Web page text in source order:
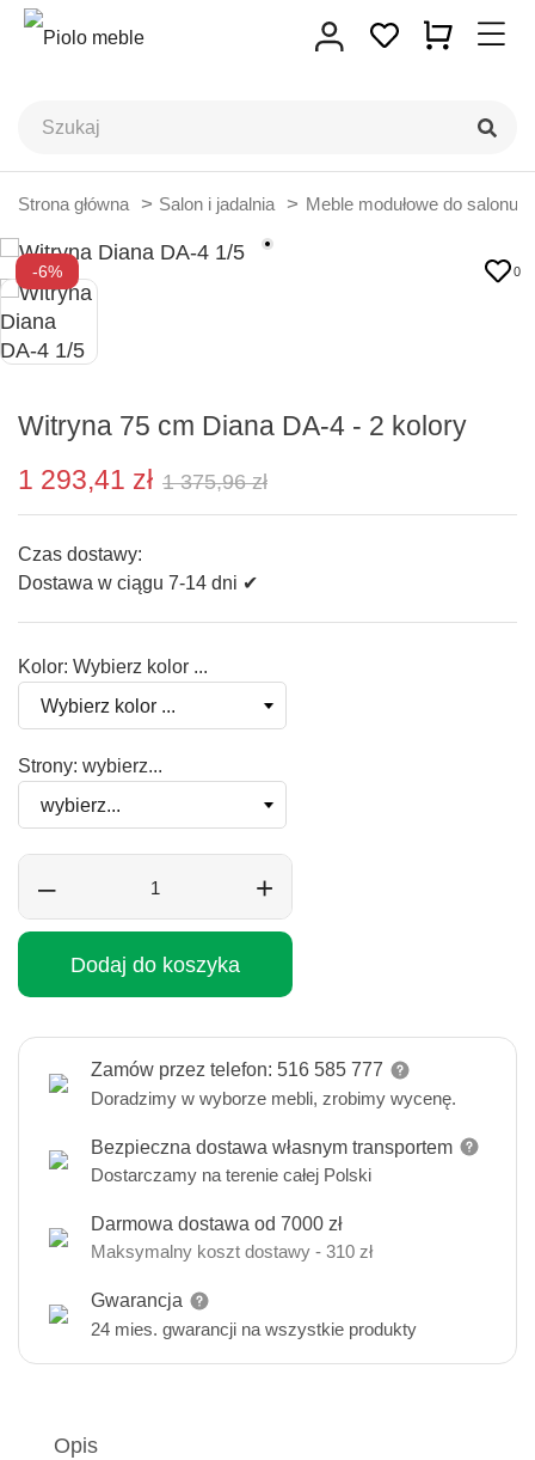
Strona główna Salon i jadalnia Meble modułowe do salonu
-6% 0
Witryna 75 cm Diana DA-4 - 2 kolory
1 293,41 zł 1 375,96 zł
Czas dostawy:
Dostawa w ciągu 7-14 dni ✔
Kolor: Wybierz kolor ...
Strony: wybierz...
– +
Dodaj do koszyka
Zamów przez telefon: 516 585 777
Doradzimy w wyborze mebli, zrobimy wycenę.
Bezpieczna dostawa własnym transportem
Dostarczamy na terenie całej Polski
Darmowa dostawa od 7000 zł
Maksymalny koszt dostawy - 310 zł
Gwarancja
24 mies. gwarancji na wszystkie produkty
Opis